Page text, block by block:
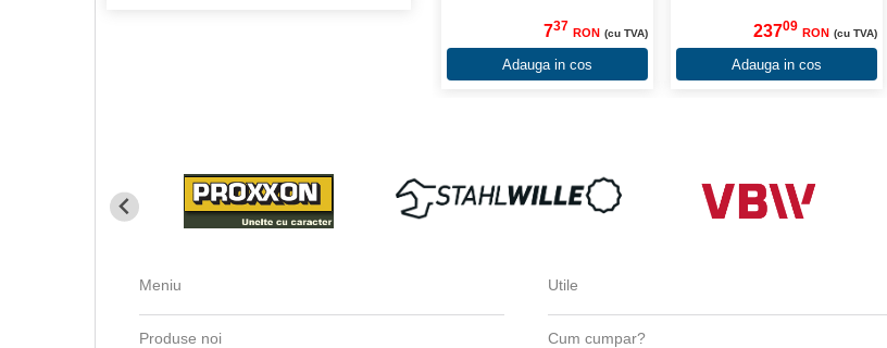
737 RON (cu TVA)
Adauga in cos
23709 RON (cu TVA)
Adauga in cos
Meniu
Produse noi
Utile
Cum cumpar?